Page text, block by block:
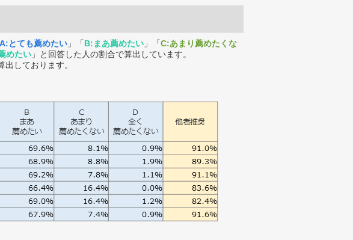
A:とても薦めたい 」「B:まあ薦めたい 」「C:あまり薦めたくな
めたい 」と回答した人の割合で算出しています。
しております。